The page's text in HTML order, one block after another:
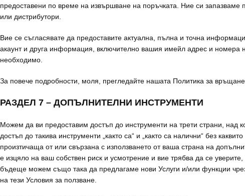
предоставени по време на извършване на поръчката. Ние си
или дистрибутори.
Вие се съгласявате да предоставите актуална, пълна и точна
акаунт и друга информация, включително вашия имейл адрес и номера
необходимо.
За повече подробности, моля, прегледайте нашата Политика за
РАЗДЕЛ 7 – ДОПЪЛНИТЕЛНИ ИНСТРУМЕНТИ
Можем да ви предоставим достъп до инструменти на трети страни, над
достъп до такива инструменти „както са“ и „както са налични“ без
произтичаща от или свързана с използването от ваша страна на
е изцяло на ваш собствен риск и усмотрение и вие трябва да се
бъдеще можем също така да предлагаме нови Услуги и/или функции
на тези Условия за ползване.